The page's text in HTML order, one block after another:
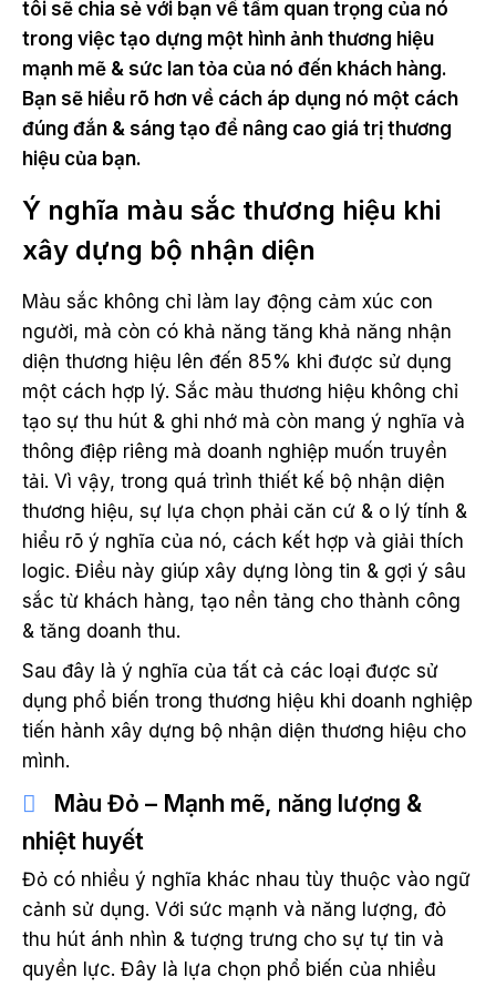
tôi sẽ chia sẻ với bạn về tầm quan trọng của nó
trong việc tạo dựng một hình ảnh thương hiệu
mạnh mẽ & sức lan tỏa của nó đến khách hàng.
Bạn sẽ hiểu rõ hơn về cách áp dụng nó một cách
đúng đắn & sáng tạo để nâng cao giá trị thương
hiệu của bạn.
Ý nghĩa màu sắc thương hiệu khi
xây dựng bộ nhận diện
Màu sắc không chỉ làm lay động cảm xúc con
người, mà còn có khả năng tăng khả năng nhận
diện thương hiệu lên đến 85% khi được sử dụng
một cách hợp lý. Sắc màu thương hiệu không chỉ
tạo sự thu hút & ghi nhớ mà còn mang ý nghĩa và
thông điệp riêng mà doanh nghiệp muốn truyền
tải. Vì vậy, trong quá trình thiết kế bộ nhận diện
thương hiệu, sự lựa chọn phải căn cứ & o lý tính &
hiểu rõ ý nghĩa của nó, cách kết hợp và giải thích
logic. Điều này giúp xây dựng lòng tin & gợi ý sâu
sắc từ khách hàng, tạo nền tảng cho thành công
& tăng doanh thu.
Sau đây là ý nghĩa của tất cả các loại được sử
dụng phổ biến trong thương hiệu khi doanh nghiệp
tiến hành xây dựng bộ nhận diện thương hiệu cho
mình.
Màu Đỏ – Mạnh mẽ, năng lượng &
nhiệt huyết
Đỏ có nhiều ý nghĩa khác nhau tùy thuộc vào ngữ
cảnh sử dụng. Với sức mạnh và năng lượng, đỏ
thu hút ánh nhìn & tượng trưng cho sự tự tin và
quyền lực. Đây là lựa chọn phổ biến của nhiều